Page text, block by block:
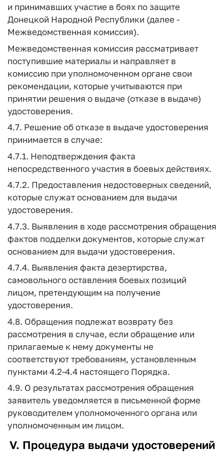
и принимавших участие в боях по защите
Донецкой Народной Республики (далее -
Межведомственная комиссия).
Межведомственная комиссия рассматривает
поступившие материалы и направляет в
комиссию при уполномоченном органе свои
рекомендации, которые учитываются при
принятии решения о выдаче (отказе в выдаче)
удостоверения.
4.7. Решение об отказе в выдаче удостоверения
принимается в случае:
4.7.1. Неподтверждения факта
непосредственного участия в боевых действиях.
4.7.2. Предоставления недостоверных сведений,
которые служат основанием для выдачи
удостоверения.
4.7.3. Выявления в ходе рассмотрения обращения
фактов подделки документов, которые служат
основанием для выдачи удостоверения.
4.7.4. Выявления факта дезертирства,
самовольного оставления боевых позиций
лицом, претендующим на получение
удостоверения.
4.8. Обращения подлежат возврату без
рассмотрения в случае, если обращение или
прилагаемые к нему документы не
соответствуют требованиям, установленным
пунктами 4.2-4.4 настоящего Порядка.
4.9. О результатах рассмотрения обращения
заявитель уведомляется в письменной форме
руководителем уполномоченного органа или
уполномоченным им лицом.
V. Процедура выдачи удостоверений